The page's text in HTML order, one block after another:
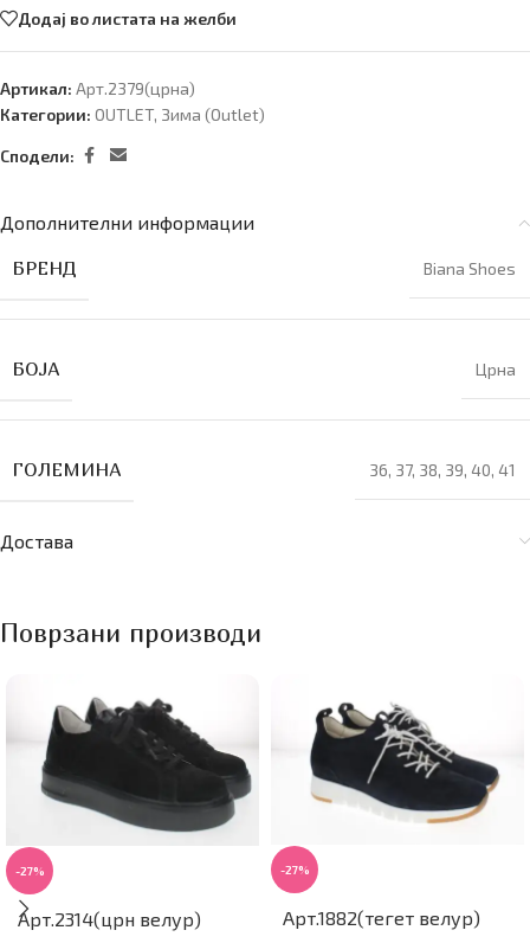
Додај во листата на желби
Артикал: Арт.2379(црна)
Категории: OUTLET, Зима (Оutlet)
Сподели:
Дополнителни информации
БРЕНД Biana Shoes
БОЈА Црна
ГОЛЕМИНА 36, 37, 38, 39, 40, 41
Достава
Поврзани производи
-27%
Арт.2314(црн велур)
-27%
Арт.1882(тегет велур)